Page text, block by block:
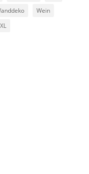
Wein
XL